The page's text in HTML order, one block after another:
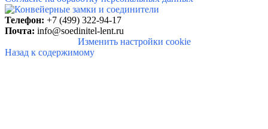
Телефон: +7 (499) 322-94-17
Почта: info@soedinitel-lent.ru
Изменить настройки cookie
Назад к содержимому